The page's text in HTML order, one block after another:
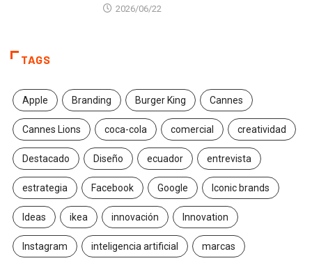
2026/06/22
TAGS
Apple Branding Burger King Cannes
Cannes Lions coca-cola comercial creatividad
Destacado Diseño ecuador entrevista
estrategia Facebook Google Iconic brands
Ideas ikea innovación Innovation
Instagram inteligencia artificial marcas